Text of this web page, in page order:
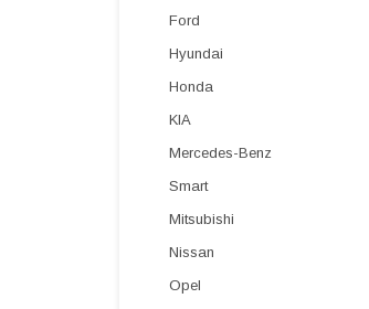
Ford
Hyundai
Honda
KIA
Mercedes-Benz
Smart
Mitsubishi
Nissan
Opel